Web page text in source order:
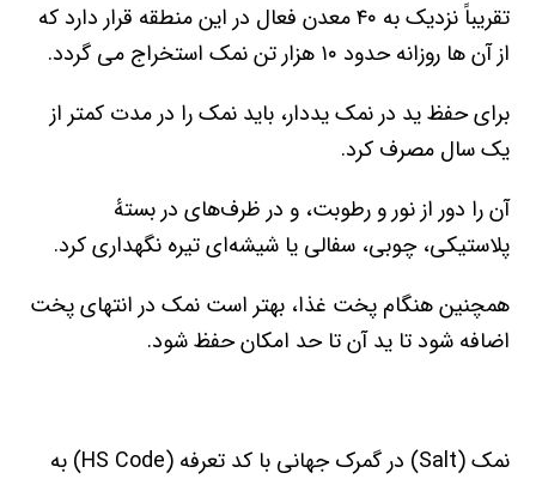
تقریباً نزدیک به ۴۰ معدن فعال در این منطقه قرار دارد که
از آن ها روزانه حدود ۱۰ هزار تن نمک استخراج می گردد.
برای حفظ ید در نمک یددار، باید نمک را در مدت کمتر از
یک سال مصرف کرد.
آن را دور از نور و رطوبت، و در ظرف‌های در بستهٔ
پلاستیکی، چوبی، سفالی یا شیشه‌ای تیره نگهداری کرد.
همچنین هنگام پخت غذا، بهتر است نمک در انتهای پخت
اضافه شود تا ید آن تا حد امکان حفظ شود.
نمک (Salt) در گمرک جهانی با کد تعرفه (HS Code) به